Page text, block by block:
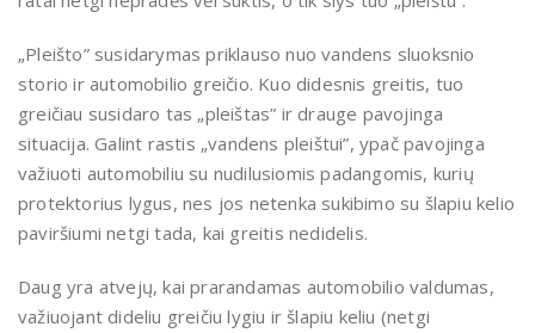
„Pleišto” susidarymas priklauso nuo vandens sluoksnio
storio ir automobilio greičio. Kuo didesnis greitis, tuo
greičiau susidaro tas „pleištas” ir drauge pavojinga
situacija. Galint rastis „vandens pleištui”, ypač pavojinga
važiuoti automobiliu su nudilusiomis padangomis, kurių
protektorius lygus, nes jos netenka sukibimo su šlapiu kelio
paviršiumi netgi tada, kai greitis nedidelis.
Daug yra atvejų, kai prarandamas automobilio valdumas,
važiuojant dideliu greičiu lygiu ir šlapiu keliu (netgi